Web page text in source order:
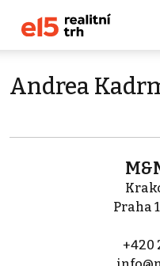
Andrea
Praha
+420